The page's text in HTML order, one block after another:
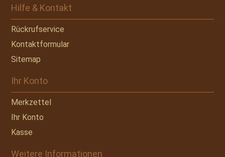
Hilfe & Kontakt
Rückrufservice
Kontaktformular
Sitemap
Ihr Konto
Merkzettel
Ihr Konto
Kasse
Weitere Informationen